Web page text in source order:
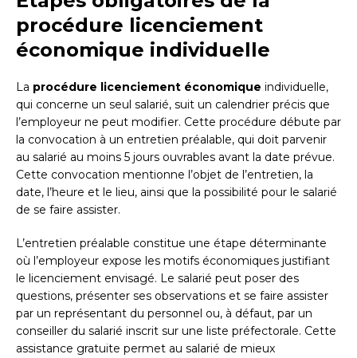
procédure licenciement
économique individuelle
La procédure licenciement économique individuelle,
qui concerne un seul salarié, suit un calendrier précis que
l’employeur ne peut modifier. Cette procédure débute par
la convocation à un entretien préalable, qui doit parvenir
au salarié au moins 5 jours ouvrables avant la date prévue.
Cette convocation mentionne l’objet de l’entretien, la
date, l’heure et le lieu, ainsi que la possibilité pour le salarié
de se faire assister.
L’entretien préalable constitue une étape déterminante
où l’employeur expose les motifs économiques justifiant
le licenciement envisagé. Le salarié peut poser des
questions, présenter ses observations et se faire assister
par un représentant du personnel ou, à défaut, par un
conseiller du salarié inscrit sur une liste préfectorale. Cette
assistance gratuite permet au salarié de mieux